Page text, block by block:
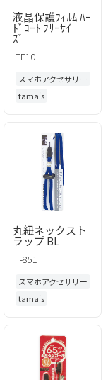
液晶保護ﾌｨﾙﾑ ﾊｰ
ﾄﾞｺｰﾄ ﾌﾘｰｻｲ
ｽﾞ
TF10
スマホアクセサリー
tama's
丸紐ネックスト
ラップ BL
T-851
スマホアクセサリー
tama's